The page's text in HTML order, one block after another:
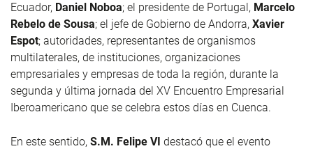
Ecuador, Daniel Noboa; el presidente de Portugal, Marcelo
Rebelo de Sousa; el jefe de Gobierno de Andorra, Xavier
Espot; autoridades, representantes de organismos
multilaterales, de instituciones, organizaciones
empresariales y empresas de toda la región, durante la
segunda y última jornada del XV Encuentro Empresarial
Iberoamericano que se celebra estos días en Cuenca.
En este sentido, S.M. Felipe VI destacó que el evento